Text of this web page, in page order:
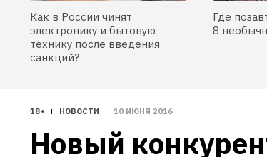
Как в России чинят
электронику и бытовую
технику после введения
санкций?
Где
8
18+ НОВОСТИ 10 ИЮНЯ 2016
Новый